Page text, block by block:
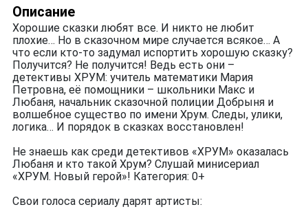
Описание
Хорошие сказки любят все. И никто не любит
плохие… Но в сказочном мире случается всякое… А
что если кто-то задумал испортить хорошую сказку?
Получится? Не получится! Ведь есть они –
детективы ХРУМ: учитель математики Мария
Петровна, её помощники – школьники Макс и
Любаня, начальник сказочной полиции Добрыня и
волшебное существо по имени Хрум. Следы, улики,
логика… И порядок в сказках восстановлен!
Не знаешь как среди детективов «ХРУМ» оказалась
Любаня и кто такой Хрум? Слушай минисериал
«ХРУМ. Новый герой»! Категория: 0+
Свои голоса сериалу дарят артисты: